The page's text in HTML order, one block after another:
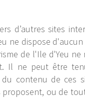
d’autres sites
ne dispose
de l'Ile d'Yeu ne
Il ne peut être
contenu de ces
proposent, ou de